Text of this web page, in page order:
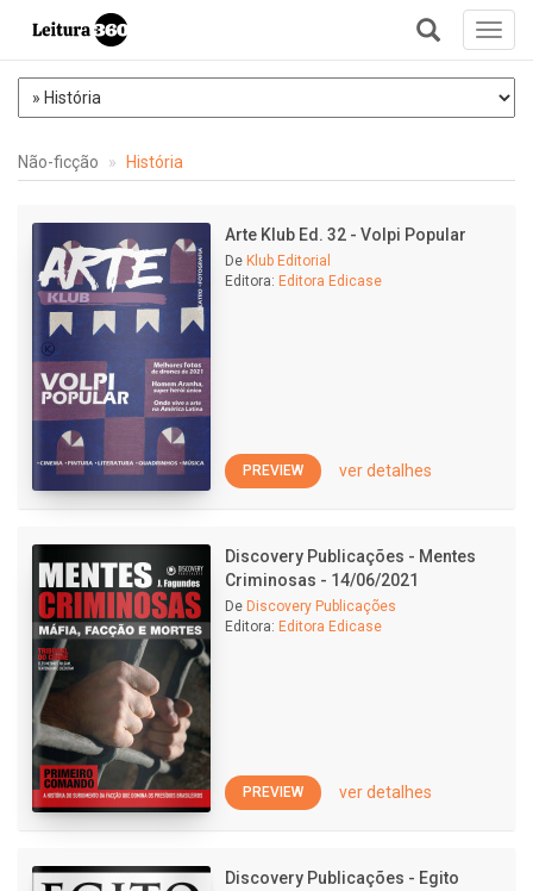
+
Não-ficção História
Arte Klub Ed. 32 - Volpi Popular
De Klub Editorial
Editora: Editora Edicase
PREVIEW ver detalhes
Discovery Publicações - Mentes
Criminosas - 14/06/2021
De Discovery Publicações
Editora: Editora Edicase
PREVIEW ver detalhes
Discovery Publicações - Egito